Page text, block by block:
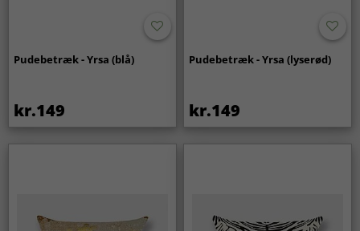
Pudebetræk - Yrsa (blå)
kr.149
Pudebetræk - Yrsa (lyserød)
kr.149